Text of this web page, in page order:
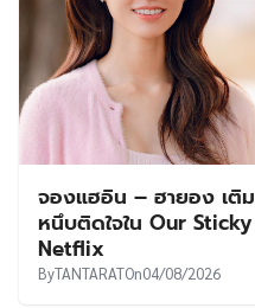
จองแฮอิน – ฮายอง เติม
หนึบติดใจใน Our
Netflix
ByTANTARATOn04/08/2026